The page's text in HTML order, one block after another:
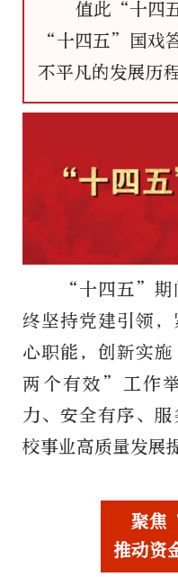
值此“十四
“十四五”国戏
不平凡的发展历程
“十四五”期
终坚持党建引领
心职能，创新实
两个有效”工作
力、安全有序、
校事业高质量发展
聚焦
推动资